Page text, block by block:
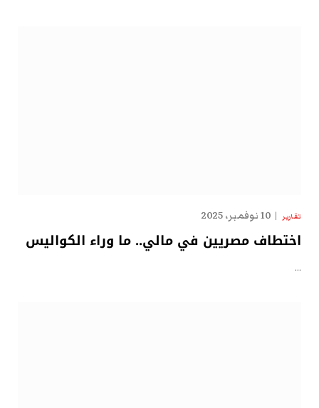
تقارير 10 نوفمبر، 2025
اختطاف مصريين في مالي.. ما وراء الكواليس
…